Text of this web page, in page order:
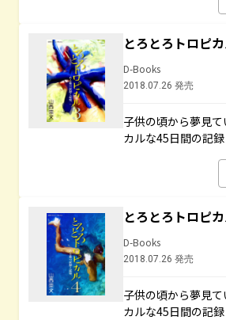
とろとろトロピ
D-Books
2018.07.26 発売
子供の頃から夢見
カルな45日間の記録
とろとろトロピ
D-Books
2018.07.26 発売
子供の頃から夢見
カルな45日間の記録